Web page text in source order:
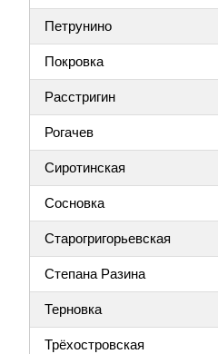
Петрунино
Покровка
Расстригин
Рогачев
Сиротинская
Сосновка
Старогригорьевская
Степана Разина
Терновка
Трёхостровская